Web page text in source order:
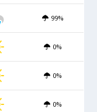
99%
0%
0%
0%